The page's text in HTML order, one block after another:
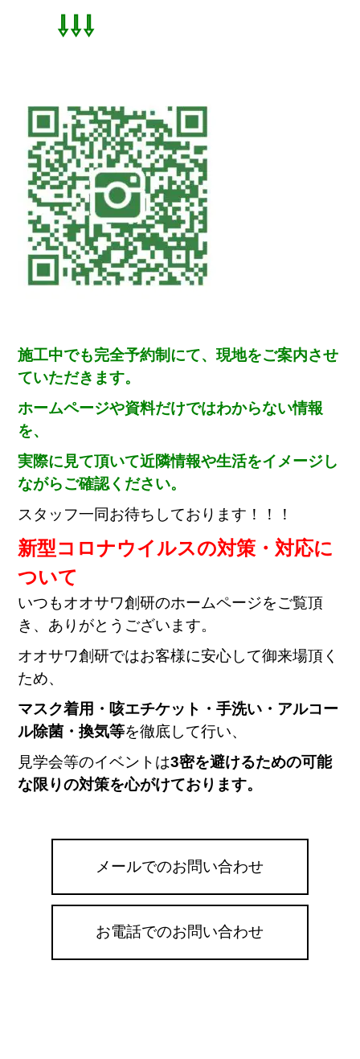
⇩⇩⇩
施工中でも完全予約制にて、現地をご案内させ
ていただきます。
ホームページや資料だけではわからない情報
を、
実際に見て頂いて近隣情報や生活をイメージし
ながらご確認ください。
スタッフ一同お待ちしております！！！
新型コロナウイルスの対策・対応に
ついて
いつもオオサワ創研のホームページをご覧頂
き、ありがとうございます。
オオサワ創研ではお客様に安心して御来場頂く
ため、
マスク着用・咳エチケット・手洗い・アルコー
ル除菌・換気等を徹底して行い、
見学会等のイベントは3密を避けるための可能
な限りの対策を心がけております。
メールでのお問い合わせ
お電話でのお問い合わせ